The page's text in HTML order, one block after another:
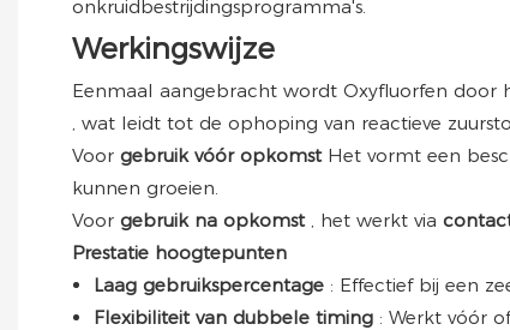
onkruidbestrijdingsprogramma's.
Werkingswijze
Eenmaal aangebracht wordt Oxyfluorfen door
, wat leidt tot de ophoping van reactieve
Voor gebruik vóór opkomst Het vormt een
kunnen groeien.
Voor gebruik na opkomst , het werkt via
Prestatie hoogtepunten
Laag gebruikspercentage : Effectief bij een
Flexibiliteit van dubbele timing : Werkt vóór